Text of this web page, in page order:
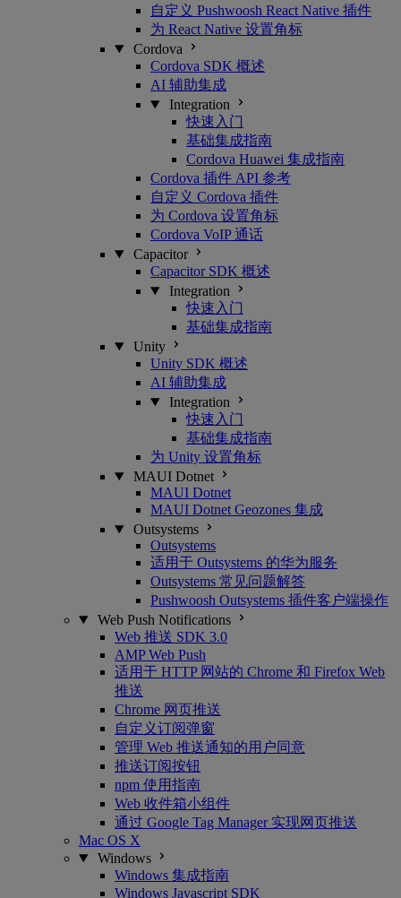
自定义 Pushwoosh React Native 插件
为 React Native 设置角标
Cordova
Cordova SDK 概述
AI 辅助集成
Integration
快速入门
基础集成指南
Cordova Huawei 集成指南
Cordova 插件 API 参考
自定义 Cordova 插件
为 Cordova 设置角标
Cordova VoIP 通话
Capacitor
Capacitor SDK 概述
Integration
快速入门
基础集成指南
Unity
Unity SDK 概述
AI 辅助集成
Integration
快速入门
基础集成指南
为 Unity 设置角标
MAUI Dotnet
MAUI Dotnet
MAUI Dotnet Geozones 集成
Outsystems
Outsystems
适用于 Outsystems 的华为服务
Outsystems 常见问题解答
Pushwoosh Outsystems 插件客户端操作
Web Push Notifications
Web 推送 SDK 3.0
AMP Web Push
适用于 HTTP 网站的 Chrome 和 Firefox Web
推送
Chrome 网页推送
自定义订阅弹窗
管理 Web 推送通知的用户同意
推送订阅按钮
npm 使用指南
Web 收件箱小组件
通过 Google Tag Manager 实现网页推送
Mac OS X
Windows
Windows 集成指南
Windows Javascript SDK